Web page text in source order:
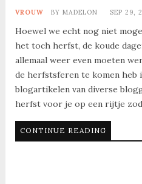
VROUW BY MADELON SEP 29,
Hoewel we echt nog niet
het toch herfst, de koude
allemaal weer even moeten
de herfstsferen te komen heb
blogartikelen van diverse
herfst voor je op een rijtje
CONTINUE READING